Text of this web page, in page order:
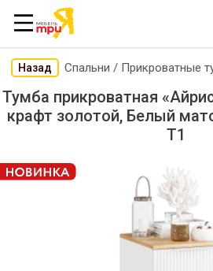
Назад Спальни / Прикроватные
Тумба прикроватная
крафт золотой, Белый
Т1